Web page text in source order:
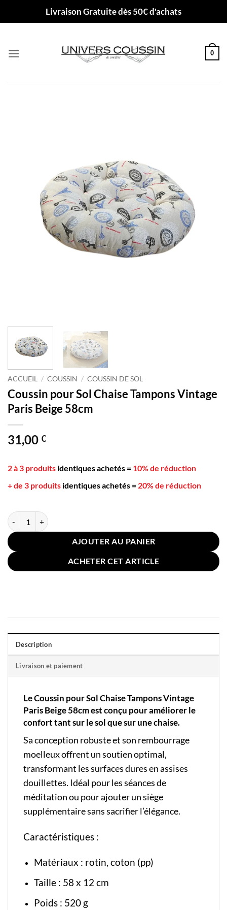
Livraison Gratuite dès 50€ d'achats
0
ACCUEIL / COUSSIN / COUSSIN DE SOL
Coussin pour Sol Chaise Tampons Vintage
Paris Beige 58cm
31,00 €
2 à 3 produits identiques achetés = 10% de réduction
+ de 3 produits identiques achetés = 20% de réduction
quantité de Coussin pour Sol Chaise Tampons Vintage Paris Beige
AJOUTER AU PANIER
ACHETER CET ARTICLE
Description
Livraison et paiement
Le Coussin pour Sol Chaise Tampons Vintage
Paris Beige 58cm est conçu pour améliorer le
confort tant sur le sol que sur une chaise.
Sa conception robuste et son rembourrage
moelleux offrent un soutien optimal,
transformant les surfaces dures en assises
douillettes. Idéal pour les séances de
méditation ou pour ajouter un siège
supplémentaire sans sacrifier l’élégance.
Caractéristiques :
Matériaux : rotin, coton (pp)
Taille : 58 x 12 cm
Poids : 520 g